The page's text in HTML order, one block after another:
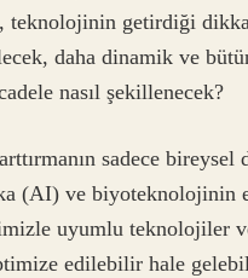
teknolojinin getirdiği
daha dinamik ve
nasıl şekillenecek?
sadece
(AI) ve biyoteknolojinin
uyumlu teknolojiler
edilebilir hale